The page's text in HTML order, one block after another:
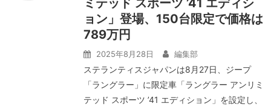
ミテッド スポーツ ’41 エディシ
ョン」登場、150台限定で価格は
789万円
2025年8月28日 編集部
ステランティスジャパンは8月27日、ジープ
「ラングラー」に限定車「ラングラー アンリミ
テッド スポーツ ’41 エディション」を設定し、